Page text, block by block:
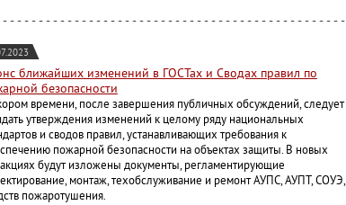
ближайших изменений в ГОСТах и Сводах правил по
безопасности
времени, после завершения публичных обсуждений, следует
утверждения изменений к целому ряду национальных
и сводов правил, устанавливающих требования к
пожарной безопасности на объектах защиты. В новых
будут изложены документы, регламентирующие
монтаж, техобслуживание и ремонт АУПС, АУПТ, СОУЭ,
пожаротушения.